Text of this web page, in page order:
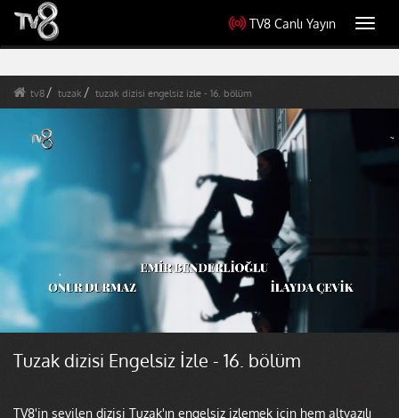
TV8 Canlı Yayın
tv8 tuzak tuzak dizisi engelsiz izle - 16. bölüm
Tuzak dizisi Engelsiz İzle - 16. bölüm
TV8'in sevilen dizisi Tuzak'ın engelsiz izlemek için hem altyazılı